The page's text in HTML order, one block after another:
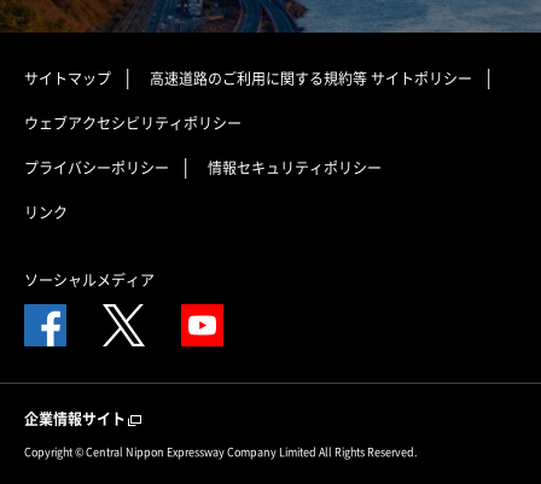
サイトマップ 高速道路のご利用に関する規約等サイトポリシー
ウェブアクセシビリティポリシー
プライバシーポリシー 情報セキュリティポリシー
リンク
ソーシャルメディア
企業情報サイト
Copyright © Central Nippon Expressway Company Limited All Rights Reserved.